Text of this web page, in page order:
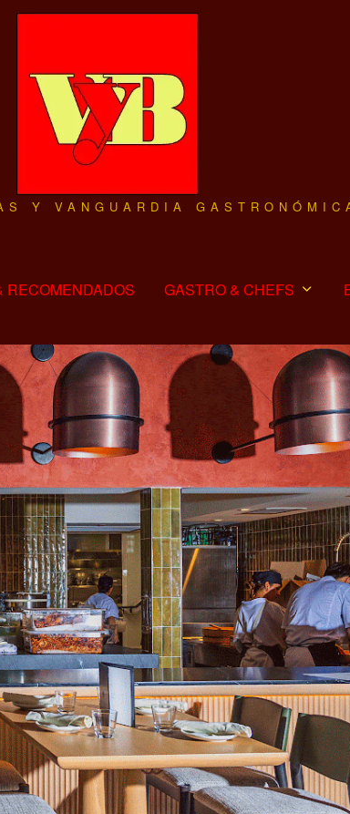
Y VANGUARDIA
RECOMENDADOS GASTRO & CHEFS